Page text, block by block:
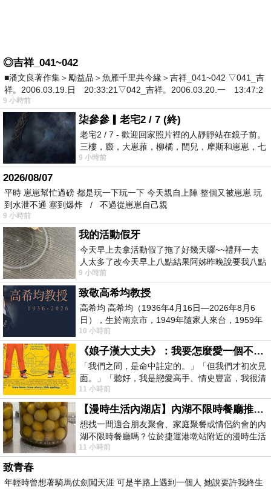
◎吉祥_041~042
■潘文良著作集＞勵益品＞魚雁千里共今緣＞吉祥_041~042 ▽041_吉
祥。2006.03.19.日 20:33:21▽042_吉祥。2006.03.20.一 13:47:2
9 小時前
柒參參▎老宅2 / 7 (終)
老宅2 / 7 - 歡迎回家照片裡的人靜靜站在鏡子前。
三樓，廄，大崽蕥，柳橘，閆兒，摩斯和崽崽，七
個人整整齊齊地站在鏡框之外，如同
9 小時前
2026/08/07
平時 崽崽幫忙過磅 都是玩一下玩一下 今天親自上陣 整個又被崽崽 玩
到水泄不通 塞到爆炸 / 不過從崽崽自己親
9 小時前
我的活動假牙
今天早上去拿活動假了拖了好幾天囉~~禮拜一去
人太多了改今天早上八點結果阿姊昨晚說要我八點
去西螺農會~回到莿桐都8點半多了
9 小時前
致敬高希均教授
高希均 高希均（1936年4月16日—2026年8月6
日），生於南京市，1949年隨家人來台，1959年
赴美深造並取得經濟發展博士學位。曾任
10 小時前
《娘子漢大丈夫》：我要怎麼愛一個不存在的人？
「我們之間，是命中註定的。」「但我們才初次見
面。」「聽好，我是戀愛高手、情史豐富，我很清
楚這種感覺，你我之間的那種感覺，現
11 小時前
【漫時生活內湖店】內湖不限時餐廳推薦｜捷運港墘站美食，聚餐、約會、家庭聚會首選，正餐甜點一次滿足
想找一間適合朋友聚會、家庭聚餐或情侶約會的內
湖不限時餐廳嗎？位於捷運港墘站附近的漫時生活
內湖店，從捷運站步行約4分鐘即可抵
11 小時前
致青春
年輕時曾想著騎馬仗劍闖天涯 可是半路上遇到一個人 她說要許我終生